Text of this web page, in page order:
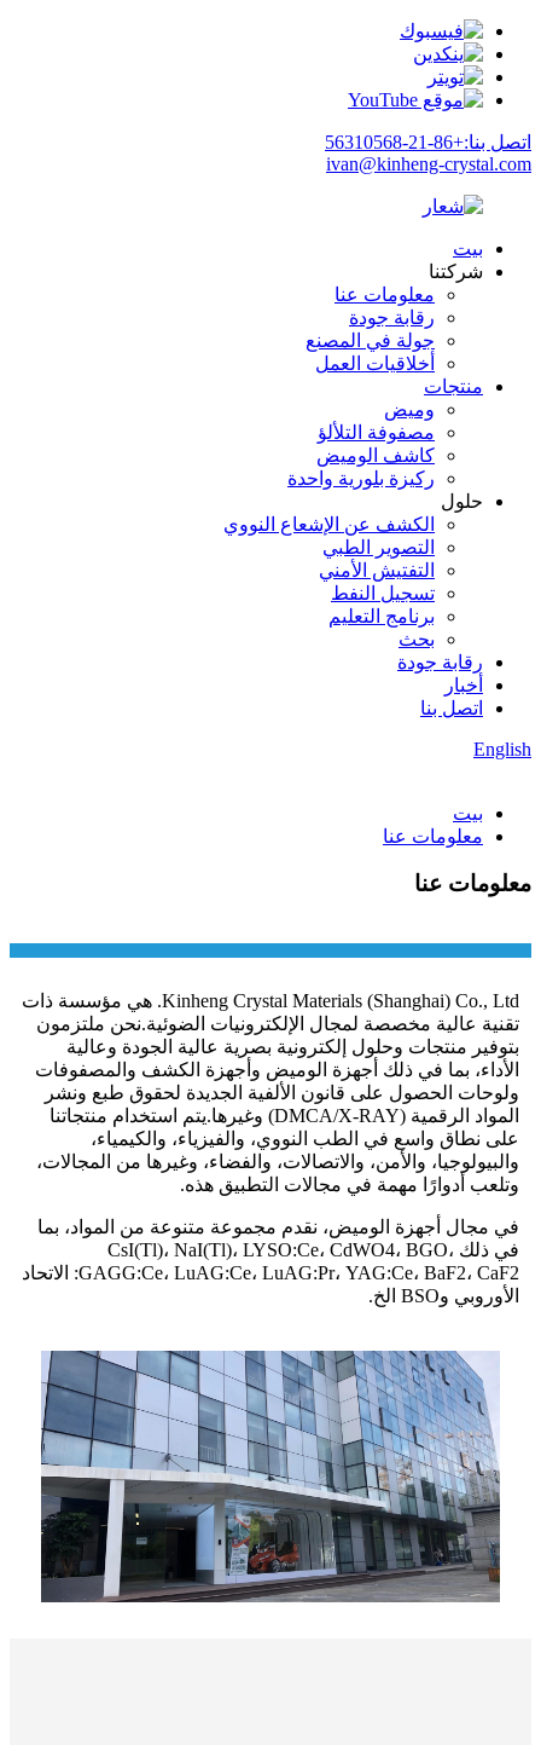
اتصل بنا:+86-21-56310568
ivan@kinheng-crystal.com
بيت
شركتنا
معلومات عنا
رقابة جودة
جولة في المصنع
أخلاقيات العمل
منتجات
وميض
مصفوفة التلألؤ
كاشف الوميض
ركيزة بلورية واحدة
حلول
الكشف عن الإشعاع النووي
التصوير الطبي
التفتيش الأمني
تسجيل النفط
برنامج التعليم
بحث
رقابة جودة
أخبار
اتصل بنا
English
بيت
معلومات عنا
معلومات عنا
Kinheng Crystal Materials (Shanghai) Co., Ltd. هي مؤسسة ذات
تقنية عالية مخصصة لمجال الإلكترونيات الضوئية.نحن ملتزمون
بتوفير منتجات وحلول إلكترونية بصرية عالية الجودة وعالية
الأداء، بما في ذلك أجهزة الوميض وأجهزة الكشف والمصفوفات
ولوحات الحصول على قانون الألفية الجديدة لحقوق طبع ونشر
المواد الرقمية (DMCA/X-RAY) وغيرها.يتم استخدام منتجاتنا
على نطاق واسع في الطب النووي، والفيزياء، والكيمياء،
والبيولوجيا، والأمن، والاتصالات، والفضاء، وغيرها من المجالات،
وتلعب أدوارًا مهمة في مجالات التطبيق هذه.
في مجال أجهزة الوميض، نقدم مجموعة متنوعة من المواد، بما
في ذلك CsI(Tl)، NaI(Tl)، LYSO:Ce، CdWO4، BGO،
GAGG:Ce، LuAG:Ce، LuAG:Pr، YAG:Ce، BaF2، CaF2: الاتحاد
الأوروبي وBSO الخ.